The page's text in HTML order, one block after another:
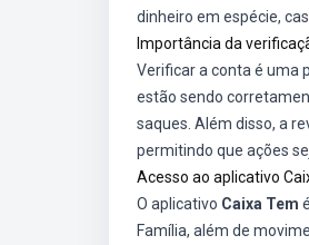
dinheiro em espécie,
Importância da
Verificar a conta é uma
estão sendo
saques. Além disso, a
permitindo que ações
Acesso ao aplicativo
O aplicativo Caixa Tem
Família, além de